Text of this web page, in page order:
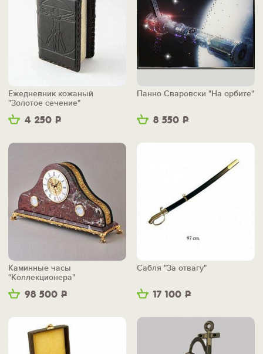
4 250 Р
Ежедневник кожаный
"Золотое сечение"
8 550 Р
Панно Сваровски "На орбите"
98 500 Р
Каминные часы
"Коллекционера"
17 100 Р
Сабля "За отвагу"